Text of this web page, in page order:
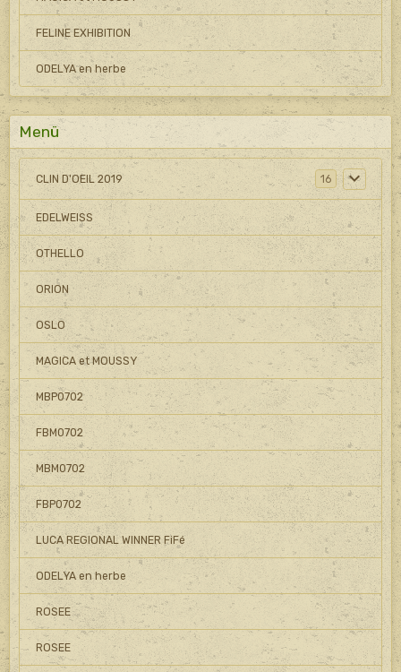
FELINE EXHIBITION
ODELYA en herbe
Menü
CLIN D'OEIL 2019 16
EDELWEISS
OTHELLO
ORION
OSLO
MAGICA et MOUSSY
MBP0702
FBM0702
MBM0702
FBP0702
LUCA REGIONAL WINNER FiFé
ODELYA en herbe
ROSEE
ROSEE